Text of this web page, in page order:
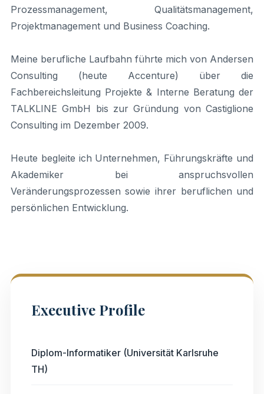
Prozessmanagement, Qualitätsmanagement,
Projektmanagement und Business Coaching.
Meine berufliche Laufbahn führte mich von Andersen
Consulting (heute Accenture) über die
Fachbereichsleitung Projekte & Interne Beratung der
TALKLINE GmbH bis zur Gründung von Castiglione
Consulting im Dezember 2009.
Heute begleite ich Unternehmen, Führungskräfte und
Akademiker bei anspruchsvollen
Veränderungsprozessen sowie ihrer beruflichen und
persönlichen Entwicklung.
Executive Profile
Diplom-Informatiker (Universität Karlsruhe
TH)